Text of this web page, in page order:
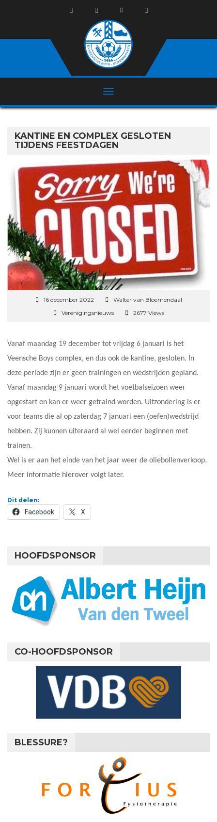
KANTINE EN COMPLEX GESLOTEN
TIJDENS FEESTDAGEN
16 december 2022
Walter van Bloemendaal
Verenigingsnieuws
2677 Views
Vanaf maandag 19 december tot vrijdag 6 januari is het
Veensche Boys complex, en dus ook de kantine, gesloten. In
deze periode zijn er geen trainingen en wedstrijden gepland.
Vanaf maandag 9 januari wordt het voetbalseizoen weer
opgestart en kan er weer getraind worden. Uitzondering is er
voor teams die al op zaterdag 7 januari een (oefen)wedstrijd
hebben. Zij kunnen uiteraard al wel eerder beginnen met
trainen.
Wel is er aan het einde van het jaar weer de oliebollenverkoop.
Meer informatie hierover volgt later.
Dit delen:
Facebook X
HOOFDSPONSOR
CO-HOOFDSPONSOR
BLESSURE?